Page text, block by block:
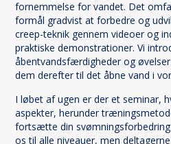
fornemmelse for vandet. Det
formål gradvist at forbedre og
creep-teknik gennem videoer og
praktiske demonstrationer. Vi
åbentvandsfærdigheder og
dem derefter til det åbne vand i
I løbet af ugen er der et seminar,
aspekter, herunder
fortsætte din
os til alle niveauer, men